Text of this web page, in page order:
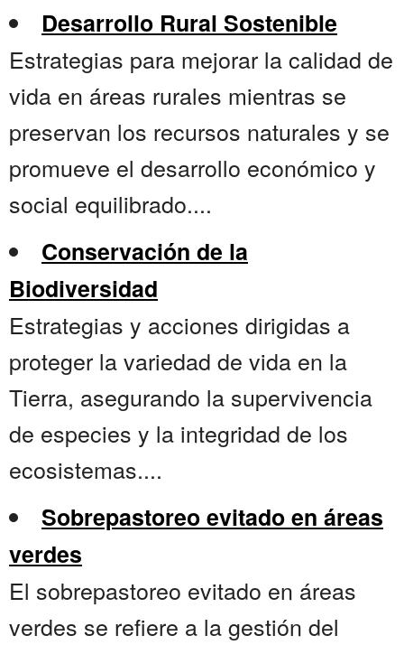
Desarrollo Rural Sostenible
Estrategias para mejorar la calidad de
vida en áreas rurales mientras se
preservan los recursos naturales y se
promueve el desarrollo económico y
social equilibrado....
Conservación de la
Biodiversidad
Estrategias y acciones dirigidas a
proteger la variedad de vida en la
Tierra, asegurando la supervivencia
de especies y la integridad de los
ecosistemas....
Sobrepastoreo evitado en áreas
verdes
El sobrepastoreo evitado en áreas
verdes se refiere a la gestión del